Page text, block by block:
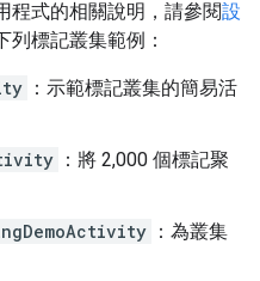
程式的相關說明，請參閱設
列標記叢集範例：
：示範標記叢集的簡易活
：將 2,000 個標記聚
：為叢集